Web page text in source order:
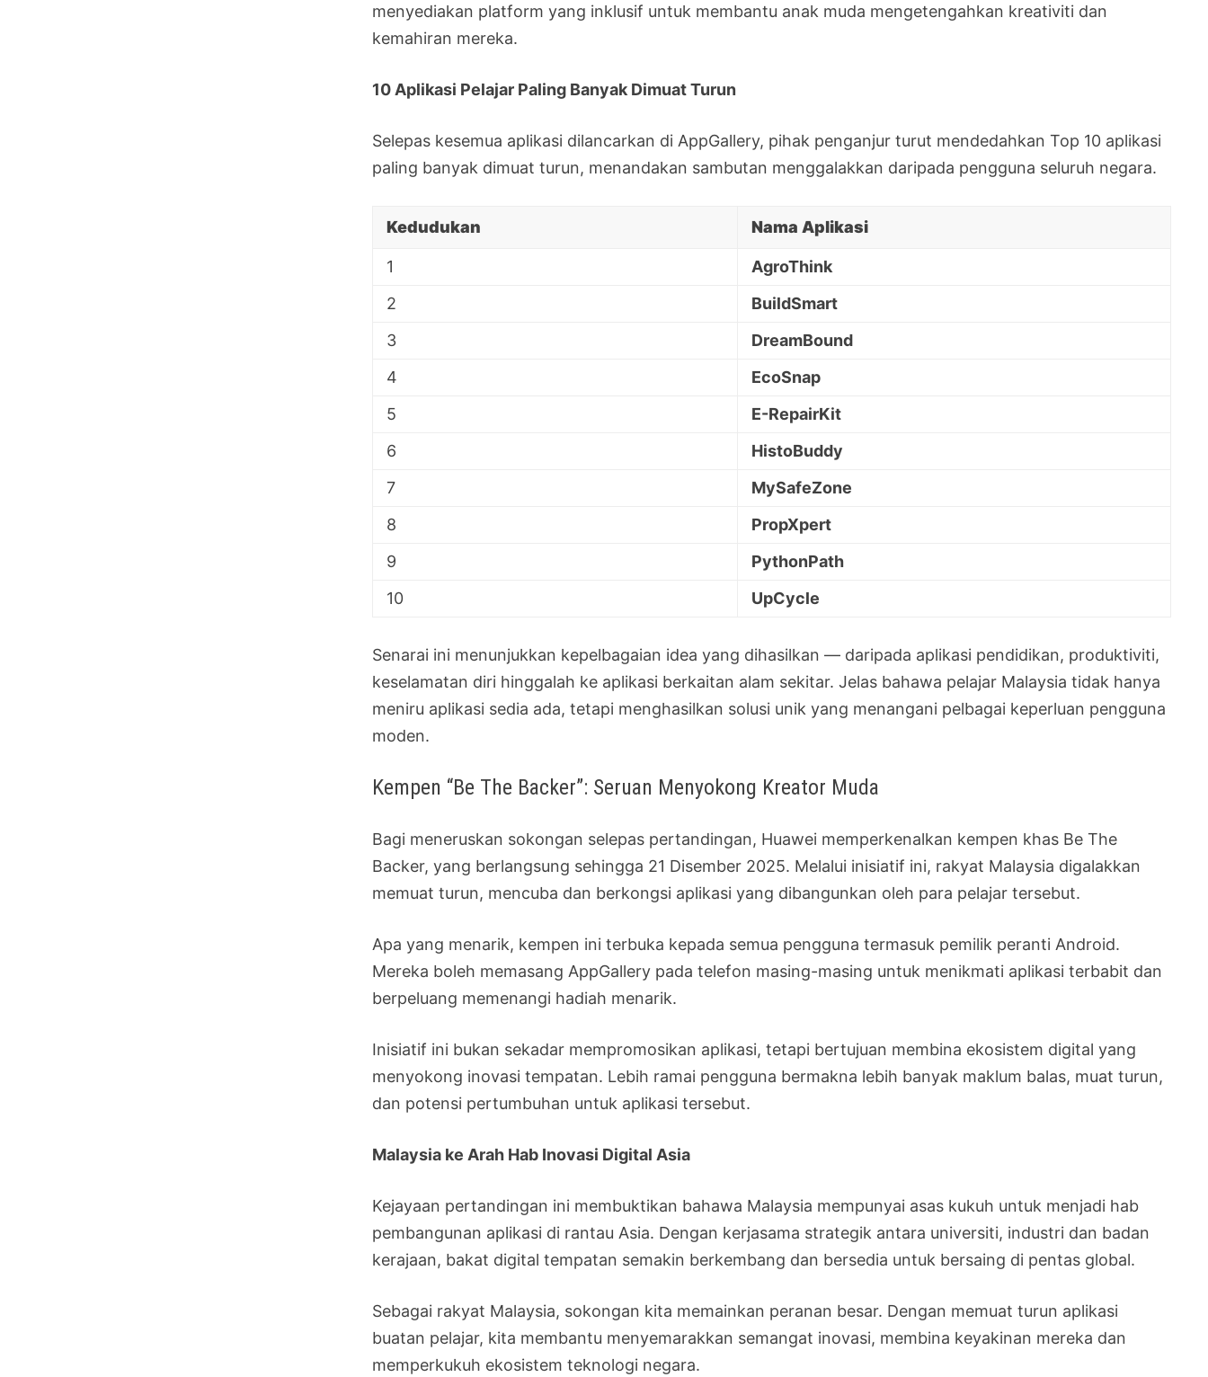
menyediakan platform yang inklusif untuk membantu anak muda mengetengahkan kreativiti dan
kemahiran mereka.
10 Aplikasi Pelajar Paling Banyak Dimuat Turun
Selepas kesemua aplikasi dilancarkan di AppGallery, pihak penganjur turut mendedahkan Top 10 aplikasi
paling banyak dimuat turun, menandakan sambutan menggalakkan daripada pengguna seluruh negara.
Kedudukan Nama Aplikasi
1
AgroThink
2
BuildSmart
3
DreamBound
4
EcoSnap
5
E-RepairKit
6
HistoBuddy
7
MySafeZone
8
PropXpert
9
PythonPath
10
UpCycle
Senarai ini menunjukkan kepelbagaian idea yang dihasilkan — daripada aplikasi pendidikan, produktiviti,
keselamatan diri hinggalah ke aplikasi berkaitan alam sekitar. Jelas bahawa pelajar Malaysia tidak hanya
meniru aplikasi sedia ada, tetapi menghasilkan solusi unik yang menangani pelbagai keperluan pengguna
moden.
Kempen “Be The Backer”: Seruan Menyokong Kreator Muda
Bagi meneruskan sokongan selepas pertandingan, Huawei memperkenalkan kempen khas Be The
Backer, yang berlangsung sehingga 21 Disember 2025. Melalui inisiatif ini, rakyat Malaysia digalakkan
memuat turun, mencuba dan berkongsi aplikasi yang dibangunkan oleh para pelajar tersebut.
Apa yang menarik, kempen ini terbuka kepada semua pengguna termasuk pemilik peranti Android.
Mereka boleh memasang AppGallery pada telefon masing-masing untuk menikmati aplikasi terbabit dan
berpeluang memenangi hadiah menarik.
Inisiatif ini bukan sekadar mempromosikan aplikasi, tetapi bertujuan membina ekosistem digital yang
menyokong inovasi tempatan. Lebih ramai pengguna bermakna lebih banyak maklum balas, muat turun,
dan potensi pertumbuhan untuk aplikasi tersebut.
Malaysia ke Arah Hab Inovasi Digital Asia
Kejayaan pertandingan ini membuktikan bahawa Malaysia mempunyai asas kukuh untuk menjadi hab
pembangunan aplikasi di rantau Asia. Dengan kerjasama strategik antara universiti, industri dan badan
kerajaan, bakat digital tempatan semakin berkembang dan bersedia untuk bersaing di pentas global.
Sebagai rakyat Malaysia, sokongan kita memainkan peranan besar. Dengan memuat turun aplikasi
buatan pelajar, kita membantu menyemarakkan semangat inovasi, membina keyakinan mereka dan
memperkukuh ekosistem teknologi negara.